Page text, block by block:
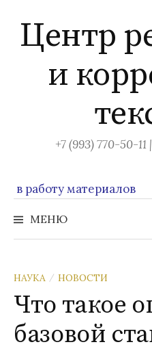
содержимому
Центр
и
+7 (993) 770-50-
материалов
МЕНЮ
НАУКА / НОВОСТИ
Что такое
базовой